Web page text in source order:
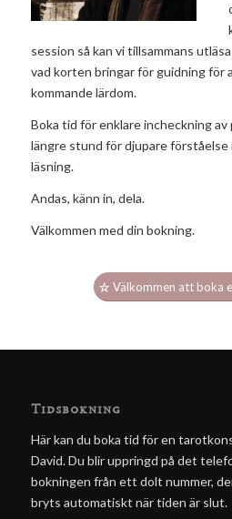
session så kan vi tillsammans
vad korten bringar för guidning för
kommande lärdom.
Boka tid för enklare incheckning av
längre stund för djupare förståelse
läsning.
Andas, känn in, dela.
Välkommen med din bokning.
Välkommen att boka
Tidsbokning
Här kan du boka tid för en
David. Du blir uppringd på det
bokningen från ett dolt nummer,
bryts automatiskt när tiden är slut.